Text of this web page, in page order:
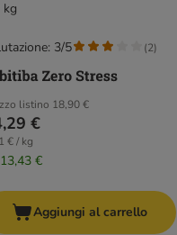
kg
listino 18,90 €
€
€ / kg
13,43 €
3/5 (2)
Aggiungi al carrello